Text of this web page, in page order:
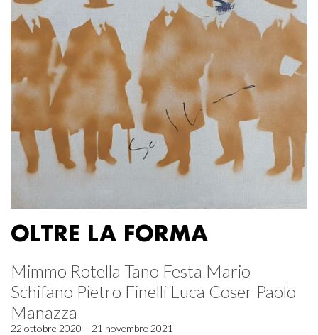
OLTRE LA FORMA
Mimmo Rotella Tano Festa Mario
Schifano Pietro Finelli Luca Coser Paolo
Manazza
22 ottobre 2020 – 21 novembre 2021